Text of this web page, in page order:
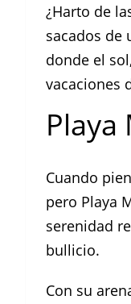
¿Harto de
sacados de
donde el
vacaciones
Playa
Cuando
pero Playa
serenidad
bullicio.
Con su